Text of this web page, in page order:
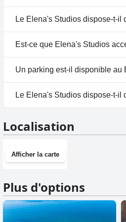
Oui, Elena's Studios dispose
Le Elena's Studios dispose-t-il
Non, il n'y a pas de spa à
Est-ce que Elena's Studios
Non, Elena's Studios
Un parking est-il disponible au
Non, il n'y a pas de parking à
Le Elena's Studios dispose-t-il
Localisation
Afficher la carte
Plus d'options